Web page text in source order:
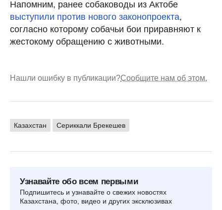
Напомним, ранее собаководы из Актобе
выступили против нового законопроекта,
согласно которому собачьи бои приравняют к
жестокому обращению с животными.
Нашли ошибку в публикации?Сообщите нам об этом.
Казахстан Сериккали Брекешев
Узнавайте обо всем первыми
Подпишитесь и узнавайте о свежих новостях
Казахстана, фото, видео и других эксклюзивах